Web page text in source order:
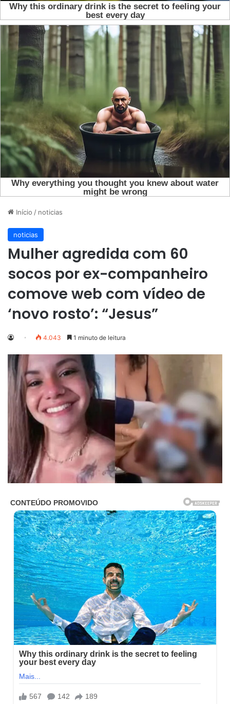
Início / noticias
noticias
Mulher agredida com 60
socos por ex-companheiro
comove web com vídeo de
‘novo rosto’: “Jesus”
4.043 1 minuto de leitura